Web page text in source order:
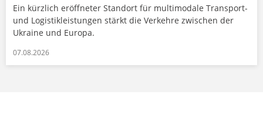
Ein kürzlich eröffneter Standort für multimodale Transport-
und Logistikleistungen stärkt die Verkehre zwischen der
Ukraine und Europa.
07.08.2026